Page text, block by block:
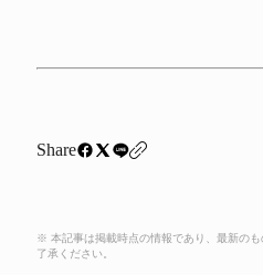
Share
※ 本記事は掲載時点の情報であり、最新の
了承ください。